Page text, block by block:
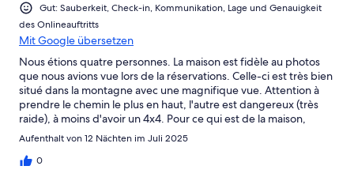
Gut: Sauberkeit, Check-in, Kommunikation, Lage und Genauigkeit
des Onlineauftritts
Mit Google übersetzen
Nous étions quatre personnes. La maison est fidèle au photos
que nous avions vue lors de la réservations. Celle-ci est très bien
situé dans la montagne avec une magnifique vue. Attention à
prendre le chemin le plus en haut, l'autre est dangereux (très
raide), à moins d'avoir un 4x4. Pour ce qui est de la maison,
celle-ci est propre mais vieillissante. La cuisine est illuminer d'un
l'arrière de la maison n'est pas très présentable. Attention aussi a
Aufenthalt von 12 Nächten im Juli 2025
0